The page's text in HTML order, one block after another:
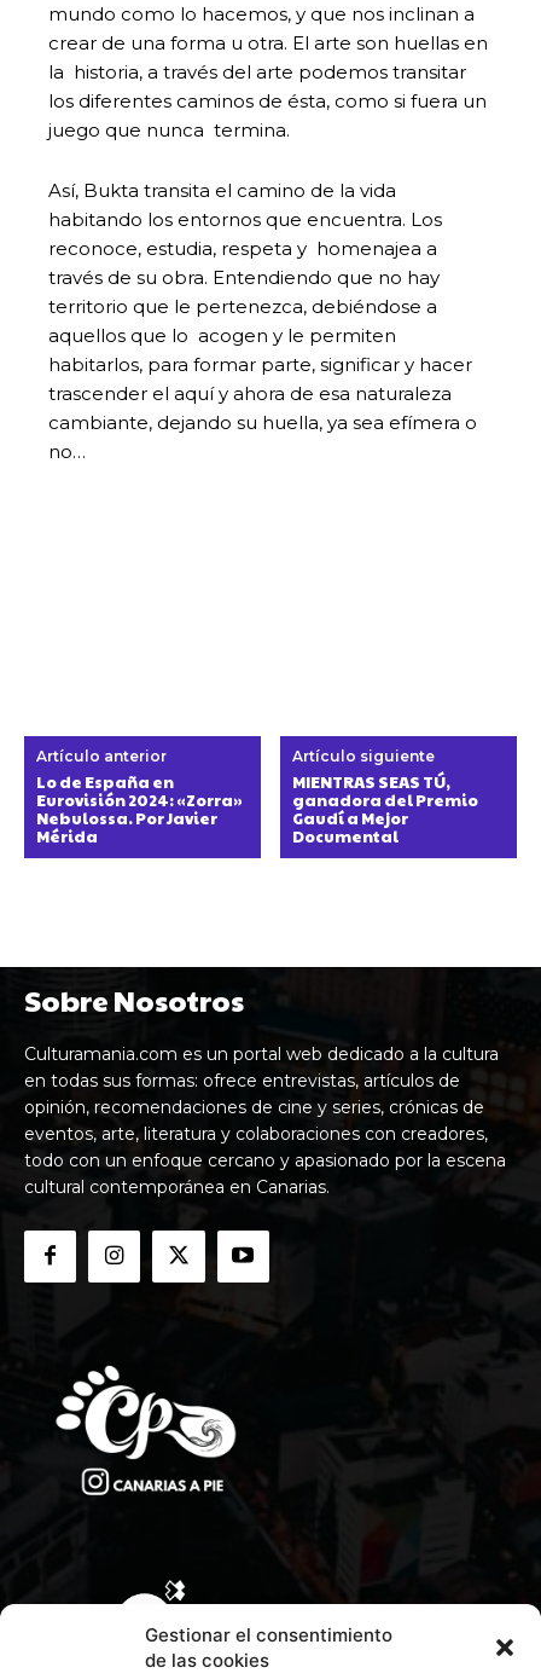
Gestionar el consentimiento
de las cookies
mundo como lo hacemos, y que nos inclinan a
crear de una forma u otra. El arte son huellas en
la historia, a través del arte podemos transitar
los diferentes caminos de ésta, como si fuera un
juego que nunca termina.
Así, Bukta transita el camino de la vida
habitando los entornos que encuentra. Los
reconoce, estudia, respeta y homenajea a
través de su obra. Entendiendo que no hay
territorio que le pertenezca, debiéndose a
aquellos que lo acogen y le permiten
habitarlos, para formar parte, significar y hacer
trascender el aquí y ahora de esa naturaleza
cambiante, dejando su huella, ya sea efímera o
no…
Artículo anterior
Lo de España en
Eurovisión 2024: «Zorra»
Nebulossa. Por Javier
Mérida
Artículo siguiente
MIENTRAS SEAS TÚ,
ganadora del Premio
Gaudí a Mejor
Documental
Sobre Nosotros
Culturamania.com es un portal web dedicado a la cultura
en todas sus formas: ofrece entrevistas, artículos de
opinión, recomendaciones de cine y series, crónicas de
eventos, arte, literatura y colaboraciones con creadores,
todo con un enfoque cercano y apasionado por la escena
cultural contemporánea en Canarias.